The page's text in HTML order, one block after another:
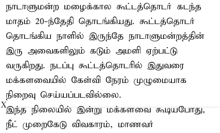
நாடாளுமன்ற மழைக்கால கூட்டத்தொடர் கடந்த
மாதம் 20-ந்தேதி தொடங்கியது. கூட்டத்தொடர்
தொடங்கிய நாளில் இருந்தே நாடாளுமன்றத்தின்
இரு அவைகளிலும் கடும் அமளி ஏற்பட்டு
வருகிறது. நடப்பு கூட்டத்தொடரில் இதுவரை
மக்களவையில் கேள்வி நேரம் முழுமையாக
நிறைவு செய்யப்படவில்லை.
இந்த நிலையில் இன்று மக்களவை கூடியபோது,
நீட் முறைகேடு விவகாரம், மாணவர்
X